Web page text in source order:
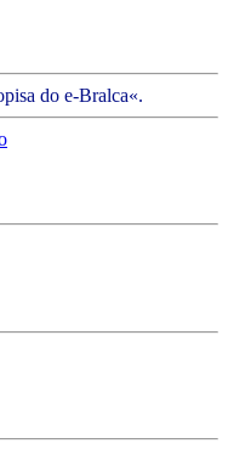
do e-Bralca«.